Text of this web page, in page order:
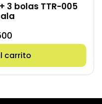
3 bolas TTR-005
carrito